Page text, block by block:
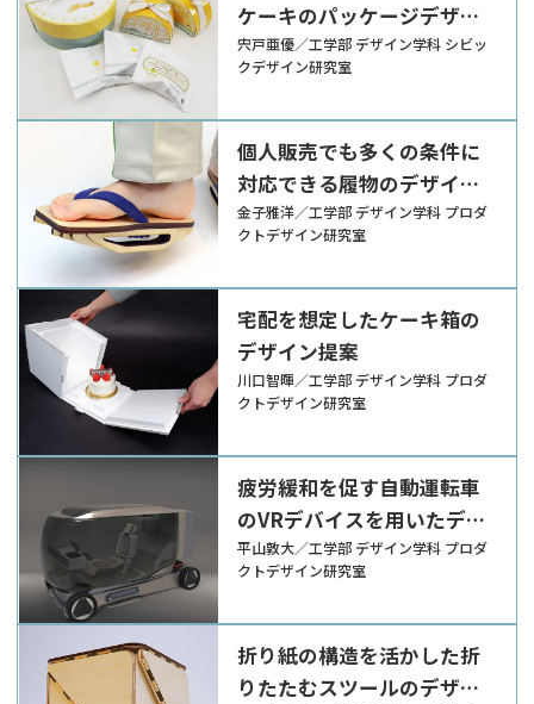
ケーキのパッケージデザイ
ン
宍戸亜優／工学部 デザイン学科 シビッ
クデザイン研究室
個人販売でも多くの条件に
対応できる履物のデザイン
提案
金子雅洋／工学部 デザイン学科 プロダ
クトデザイン研究室
宅配を想定したケーキ箱の
デザイン提案
川口智暉／工学部 デザイン学科 プロダ
クトデザイン研究室
疲労緩和を促す自動運転車
のVRデバイスを用いたデザ
イン提案
平山敦大／工学部 デザイン学科 プロダ
クトデザイン研究室
折り紙の構造を活かした折
りたたむスツールのデザイ